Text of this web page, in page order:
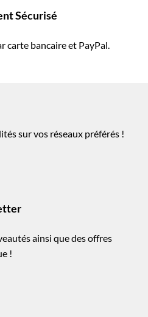
Sécurisé
carte bancaire et PayPal.
sur vos réseaux préférés !
ainsi que des offres
!